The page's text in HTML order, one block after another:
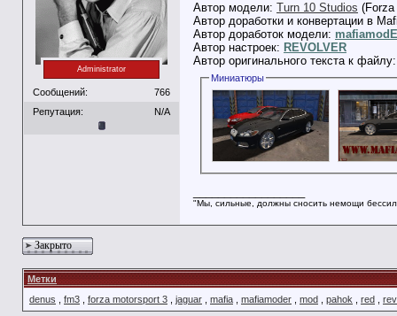
Administrator
Сообщений:
766
Репутация:
N/A
Автор модели: Turn 10 Studios
Автор доработки и конвертации в
Автор доработок модели:
Автор настроек: REVOLVER
Автор оригинального текста к
Миниатюры
"Мы, сильные, должны сносить немощи
Закрыто
Метки
denus
fm3 forza motorsport 3 jaguar mafia mafiamoder mod pahok red